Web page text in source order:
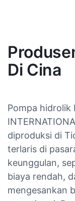
Di Cina
Pompa hidrolik
diproduksi di
terlaris di
keunggulan,
biaya rendah,
mengesankan